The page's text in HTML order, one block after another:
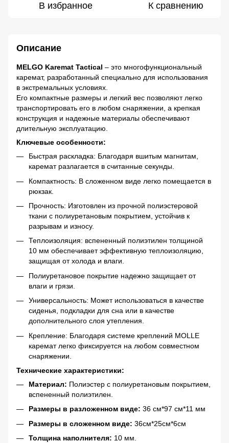
В избранное К сравнению
Описание
MELGO Karemat Tactical – это многофункциональный
каремат, разработанный специально для использования
в экстремальных условиях.
Его компактные размеры и легкий вес позволяют легко
транспортировать его в любом снаряжении, а крепкая
конструкция и надежные материалы обеспечивают
длительную эксплуатацию.
Ключевые особенности:
Быстрая раскладка: Благодаря вшитым магнитам,
каремат разлагается в считанные секунды.
Компактность: В сложенном виде легко помещается в
рюкзак.
Прочность: Изготовлен из прочной полиэстеровой
ткани с полиуретановым покрытием, устойчив к
разрывам и износу.
Теплоизоляция: вспененный полиэтилен толщиной
10 мм обеспечивает эффективную теплоизоляцию,
защищая от холода и влаги.
Полиуретановое покрытие надежно защищает от
влаги и грязи.
Универсальность: Может использоваться в качестве
сиденья, подкладки для сна или в качестве
дополнительного слоя утепления.
Крепление: Благодаря системе креплений MOLLE
каремат легко фиксируется на любом совместном
снаряжении.
Технические характеристики:
Материал: Полиэстер с полиуретановым покрытием,
вспененный полиэтилен.
Размеры в разложенном виде: 36 см*97 см*11 мм
Размеры в сложенном виде: 36см*25см*6см
Толщина наполнителя: 10 мм.